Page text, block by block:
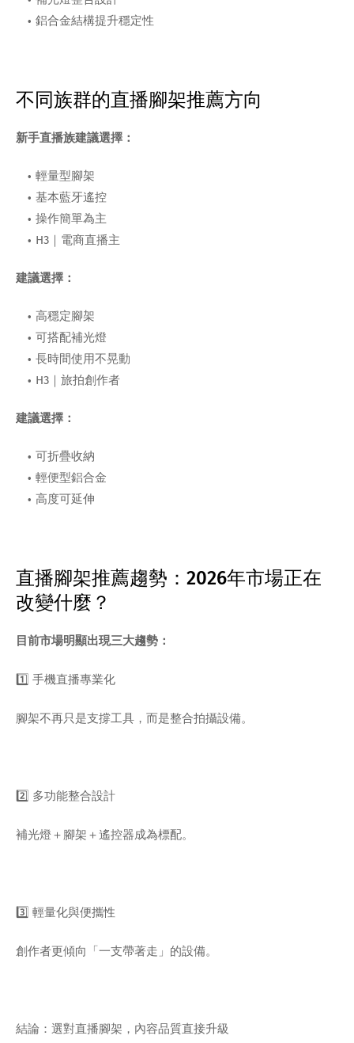
鋁合金結構提升穩定性
不同族群的直播腳架推薦方向
新手直播族建議選擇：
輕量型腳架
基本藍牙遙控
操作簡單為主
H3｜電商直播主
建議選擇：
高穩定腳架
可搭配補光燈
長時間使用不晃動
H3｜旅拍創作者
建議選擇：
可折疊收納
輕便型鋁合金
高度可延伸
直播腳架推薦趨勢：2026年市場正在
改變什麼？
目前市場明顯出現三大趨勢：
1️⃣ 手機直播專業化
腳架不再只是支撐工具，而是整合拍攝設備。
2️⃣ 多功能整合設計
補光燈＋腳架＋遙控器成為標配。
3️⃣ 輕量化與便攜性
創作者更傾向「一支帶著走」的設備。
結論：選對直播腳架，內容品質直接升級